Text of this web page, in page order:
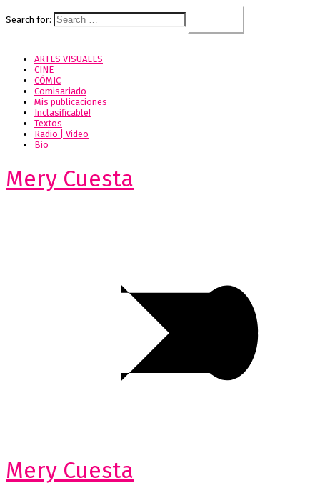
Search for:
ARTES VISUALES
CINE
CÓMIC
Comisariado
Mis publicaciones
Inclasificable!
Textos
Radio | Video
Bio
Mery Cuesta
Mery Cuesta